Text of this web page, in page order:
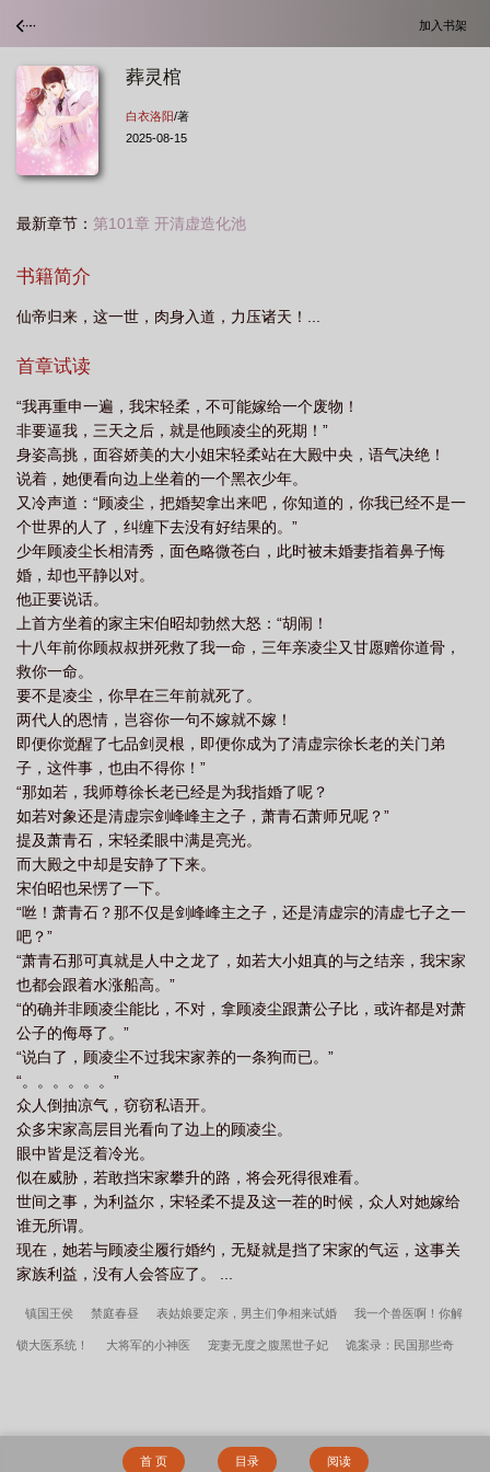
加入书架
葬灵棺
白衣洛阳/著
2025-08-15
最新章节： 第101章 开清虚造化池
书籍简介
仙帝归来，这一世，肉身入道，力压诸天！...
首章试读
“我再重申一遍，我宋轻柔，不可能嫁给一个废物！
非要逼我，三天之后，就是他顾凌尘的死期！”
身姿高挑，面容娇美的大小姐宋轻柔站在大殿中央，语气决绝！
说着，她便看向边上坐着的一个黑衣少年。
又冷声道：“顾凌尘，把婚契拿出来吧，你知道的，你我已经不是一
个世界的人了，纠缠下去没有好结果的。”
少年顾凌尘长相清秀，面色略微苍白，此时被未婚妻指着鼻子悔
婚，却也平静以对。
他正要说话。
上首方坐着的家主宋伯昭却勃然大怒：“胡闹！
十八年前你顾叔叔拼死救了我一命，三年亲凌尘又甘愿赠你道骨，
救你一命。
要不是凌尘，你早在三年前就死了。
两代人的恩情，岂容你一句不嫁就不嫁！
即便你觉醒了七品剑灵根，即便你成为了清虚宗徐长老的关门弟
子，这件事，也由不得你！”
“那如若，我师尊徐长老已经是为我指婚了呢？
如若对象还是清虚宗剑峰峰主之子，萧青石萧师兄呢？”
提及萧青石，宋轻柔眼中满是亮光。
而大殿之中却是安静了下来。
宋伯昭也呆愣了一下。
“咝！萧青石？那不仅是剑峰峰主之子，还是清虚宗的清虚七子之一
吧？”
“萧青石那可真就是人中之龙了，如若大小姐真的与之结亲，我宋家
也都会跟着水涨船高。”
“的确并非顾凌尘能比，不对，拿顾凌尘跟萧公子比，或许都是对萧
公子的侮辱了。”
“说白了，顾凌尘不过我宋家养的一条狗而已。”
“。。。。。。”
众人倒抽凉气，窃窃私语开。
众多宋家高层目光看向了边上的顾凌尘。
眼中皆是泛着冷光。
似在威胁，若敢挡宋家攀升的路，将会死得很难看。
世间之事，为利益尔，宋轻柔不提及这一茬的时候，众人对她嫁给
谁无所谓。
现在，她若与顾凌尘履行婚约，无疑就是挡了宋家的气运，这事关
家族利益，没有人会答应了。 ...
镇国王侯 禁庭春昼 表姑娘要定亲，男主们争相来试婚 我一个兽医啊！你解
锁大医系统！ 大将军的小神医 宠妻无度之腹黑世子妃 诡案录：民国那些奇
首 页 目录 阅读